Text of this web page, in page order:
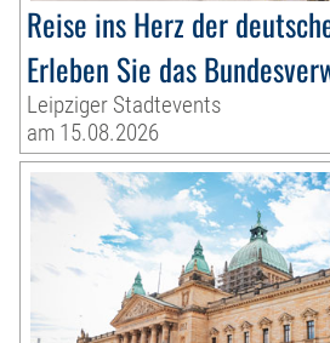
Reise ins Herz der
Erleben Sie das
Leipziger Stadtevents
am 15.08.2026